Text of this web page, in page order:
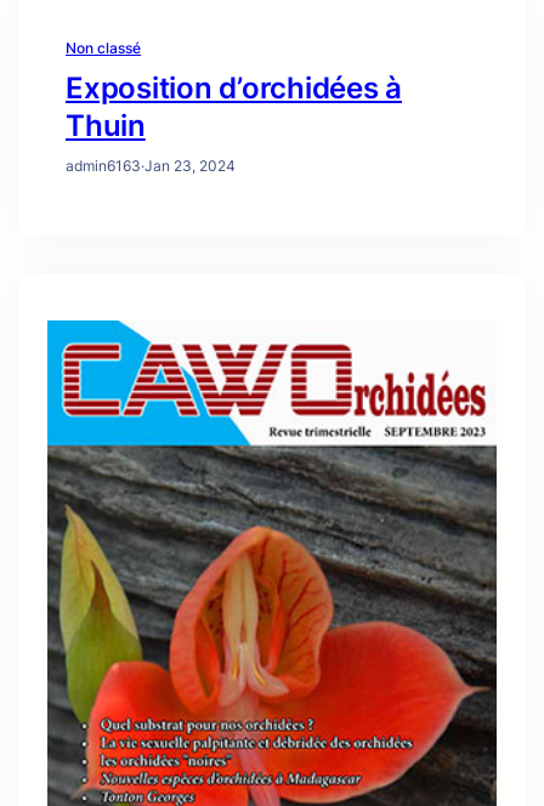
Non classé
Exposition d’orchidées à
Thuin
admin6163·Jan 23, 2024